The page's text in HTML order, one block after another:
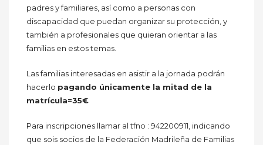
padres y familiares, así como a personas con
discapacidad que puedan organizar su protección, y
también a profesionales que quieran orientar a las
familias en estos temas.
Las familias interesadas en asistir a la jornada podrán
hacerlo pagando únicamente la mitad de la
matrícula=35€
Para inscripciones llamar al tfno : 942200911, indicando
que sois socios de la Federación Madrileña de Familias